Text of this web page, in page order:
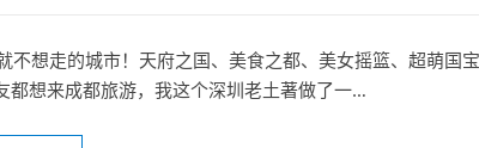
不想走的城市！天府之国、美食之都、美女摇篮、超萌国
都想来成都旅游，我这个深圳老土著做了一…